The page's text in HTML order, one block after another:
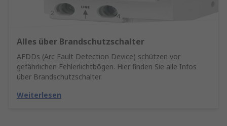
Alles über Brandschutzschalter
AFDDs (Arc Fault Detection Device) schützen vor
gefährlichen Fehlerlichtbögen. Hier finden Sie alle Infos
über Brandschutzschalter.
Weiterlesen